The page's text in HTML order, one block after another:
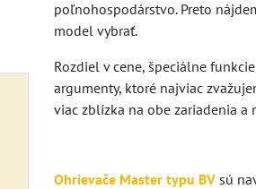
poľnohospodárstvo. Preto
model vybrať.
Rozdiel v cene, špeciálne
argumenty, ktoré najviac
viac zblízka na obe zariadenia
Ohrievače Master typu BV sú